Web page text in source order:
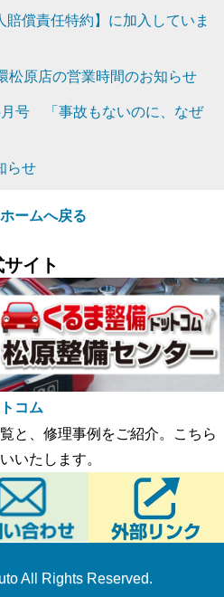
賠償責任特約】に加入していま
原店の営業時間のお知らせ
月号 「事故もないのに、なぜ
らせ
ホームへ戻る
イト
コム
と、修理事例をご紹介。こちら
いたします。
All Rights Reserved.